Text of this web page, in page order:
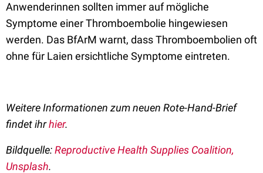
Anwenderinnen sollten immer auf mögliche
Symptome einer Thromboembolie hingewiesen
werden. Das BfArM warnt, dass Thromboembolien oft
ohne für Laien ersichtliche Symptome eintreten.
Weitere Informationen zum neuen Rote-Hand-Brief
findet ihrhier.
Bildquelle:Reproductive Health Supplies Coalition,
Unsplash.